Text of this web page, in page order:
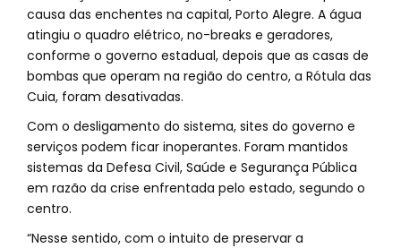
causa das enchentes na capital, Porto Alegre. A água
atingiu o quadro elétrico, no-breaks e geradores,
conforme o governo estadual, depois que as casas de
bombas que operam na região do centro, a Rótula das
Cuia, foram desativadas.
Com o desligamento do sistema, sites do governo e
serviços podem ficar inoperantes. Foram mantidos
sistemas da Defesa Civil, Saúde e Segurança Pública
em razão da crise enfrentada pelo estado, segundo o
centro.
“Nesse sentido, com o intuito de preservar a